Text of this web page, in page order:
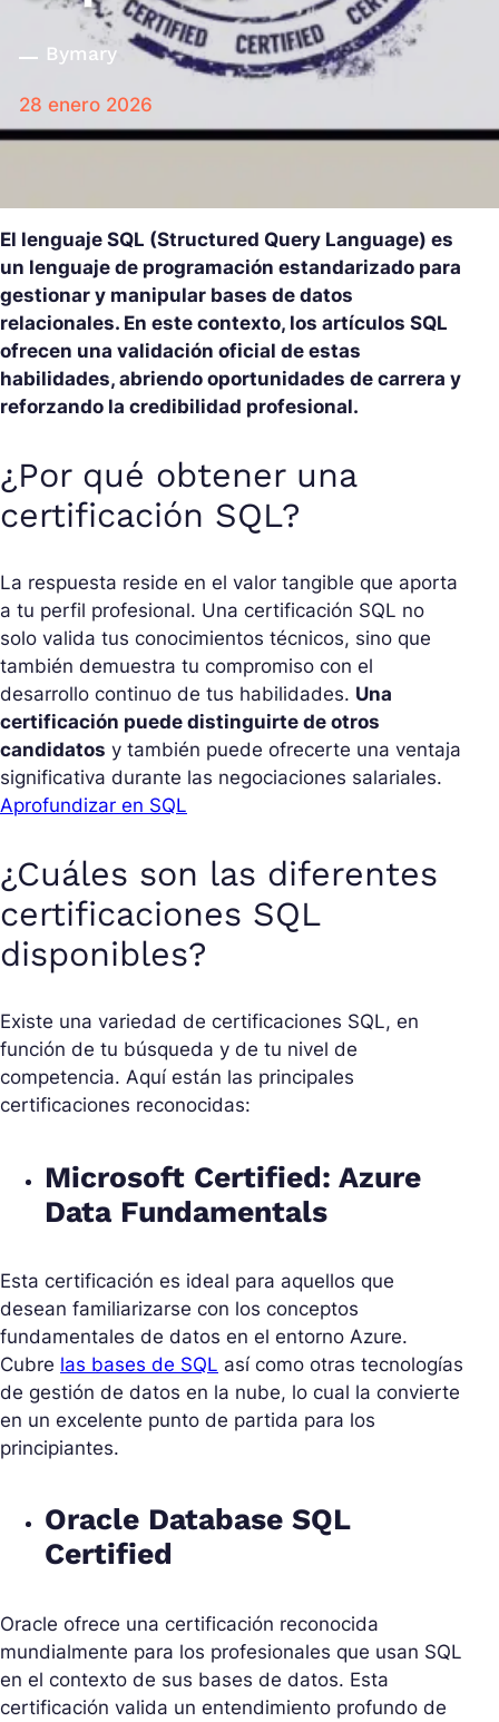
Bymary
28 enero 2026
El lenguaje SQL (Structured Query Language) es
un lenguaje de programación estandarizado para
gestionar y manipular bases de datos
relacionales. En este contexto, los artículos SQL
ofrecen una validación oficial de estas
habilidades, abriendo oportunidades de carrera y
reforzando la credibilidad profesional.
¿Por qué obtener una
certificación SQL?
La respuesta reside en el valor tangible que aporta
a tu perfil profesional. Una certificación SQL no
solo valida tus conocimientos técnicos, sino que
también demuestra tu compromiso con el
desarrollo continuo de tus habilidades. Una
certificación puede distinguirte de otros
candidatos y también puede ofrecerte una ventaja
significativa durante las negociaciones salariales.
Aprofundizar en SQL
¿Cuáles son las diferentes
certificaciones SQL
disponibles?
Existe una variedad de certificaciones SQL, en
función de tu búsqueda y de tu nivel de
competencia. Aquí están las principales
certificaciones reconocidas:
Microsoft Certified: Azure
Data Fundamentals
Esta certificación es ideal para aquellos que
desean familiarizarse con los conceptos
fundamentales de datos en el entorno Azure.
Cubre las bases de SQL así como otras tecnologías
de gestión de datos en la nube, lo cual la convierte
en un excelente punto de partida para los
principiantes.
Oracle Database SQL
Certified
Oracle ofrece una certificación reconocida
mundialmente para los profesionales que usan SQL
en el contexto de sus bases de datos. Esta
certificación valida un entendimiento profundo de